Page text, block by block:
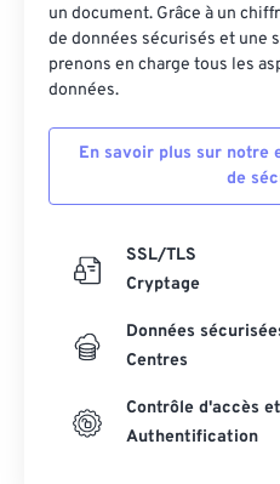
un document. Grâce à un
de données sécurisés et une
prenons en charge tous les
données.
En savoir plus sur notre
de
SSL/TLS
Cryptage
Données
Centres
Contrôle d'accès et
Authentification